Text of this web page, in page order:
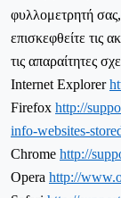
φυλλομετρητή
επισκεφθείτε τις
τις απαραίτητες
Internet Explorer
Firefox http://
info-websites-
Chrome http://
Opera http://www.